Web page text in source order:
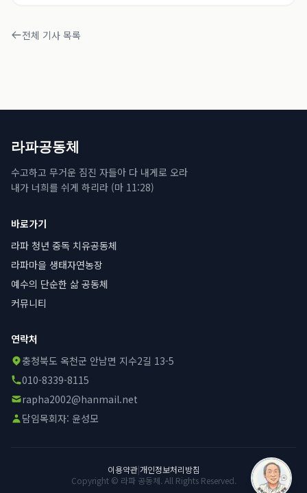
전체 기사 목록
라파공동체
수고하고 무거운 짐진 자들아 다 내게로 오라
내가 너희를 쉬게 하리라 (마 11:28)
바로가기
라파 청년 중독 치유공동체
라파마을 생태자연농장
예수의 단순한 삶 공동체
커뮤니티
연락처
충청북도 옥천군 안남면 지수2길 13-5
010-8339-8115
rapha2002@hanmail.net
담임목회자: 윤성모
이용약관|개인정보처리방침
Copyright © 라파 공동체. All Rights Reserved.